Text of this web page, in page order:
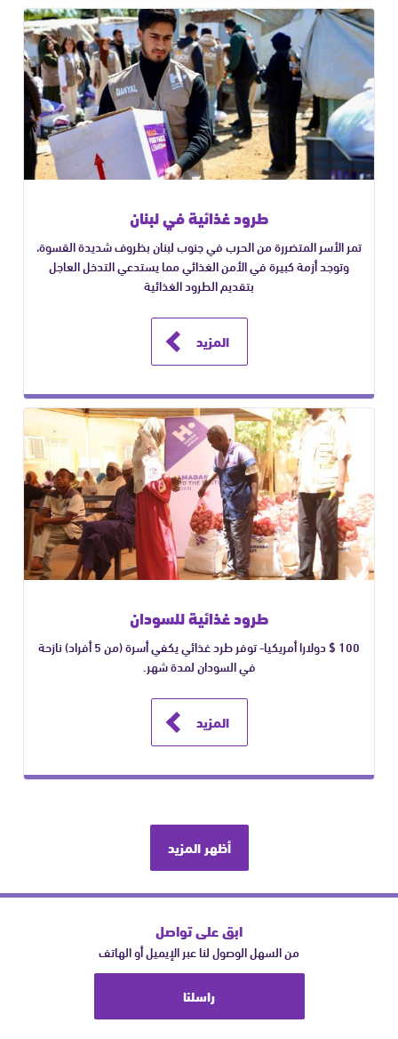
طرود غذائية في لبنان
تمر الأسر المتضررة من الحرب في جنوب لبنان بظروف شديدة القسوة،
وتوجد أزمة كبيرة في الأمن الغذائي مما يستدعي التدخل العاجل
بتقديم الطرود الغذائية
المزيد
طرود غذائية للسودان
100 $ دولارا أمريكيا- توفر طرد غذائي يكفي أسرة (من 5 أفراد) نازحة
في السودان لمدة شهر.
المزيد
أظهر المزيد
ابق على تواصل
من السهل الوصول لنا عبر الإيميل أو الهاتف
راسلنا